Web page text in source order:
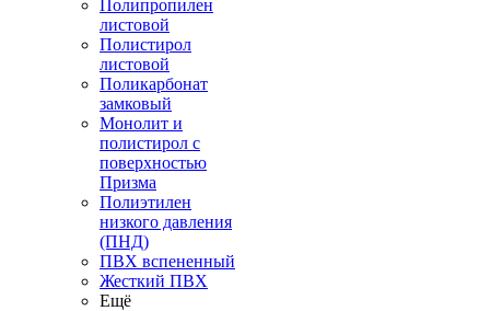
Полипропилен
листовой
Полистирол
листовой
Поликарбонат
замковый
Монолит и
полистирол с
поверхностью
Призма
Полиэтилен
низкого давления
(ПНД)
ПВХ вспененный
Жесткий ПВХ
Ещё